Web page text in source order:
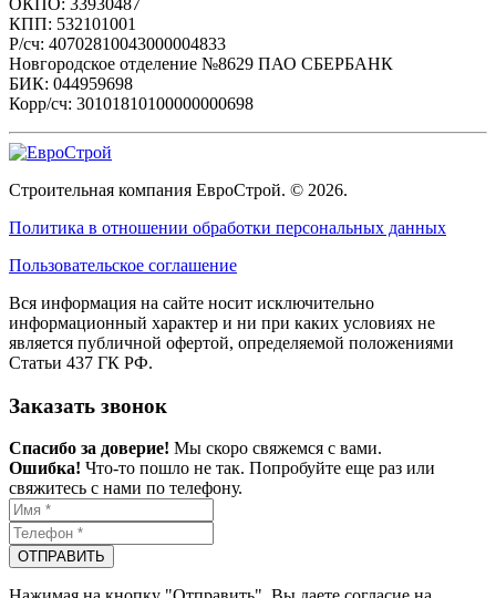
ОКПО: 33930487
КПП: 532101001
Р/сч: 40702810043000004833
Новгородское отделение №8629 ПАО СБЕРБАНК
БИК: 044959698
Корр/сч: 30101810100000000698
Строительная компания ЕвроСтрой. © 2026.
Политика в отношении обработки персональных данных
Пользовательское соглашение
Вся информация на сайте носит исключительно
информационный характер и ни при каких условиях не
является публичной офертой, определяемой положениями
Статьи 437 ГК РФ.
Заказать звонок
Спасибо за доверие! Мы скоро свяжемся с вами.
Ошибка! Что-то пошло не так. Попробуйте еще раз или
свяжитесь с нами по телефону.
ОТПРАВИТЬ